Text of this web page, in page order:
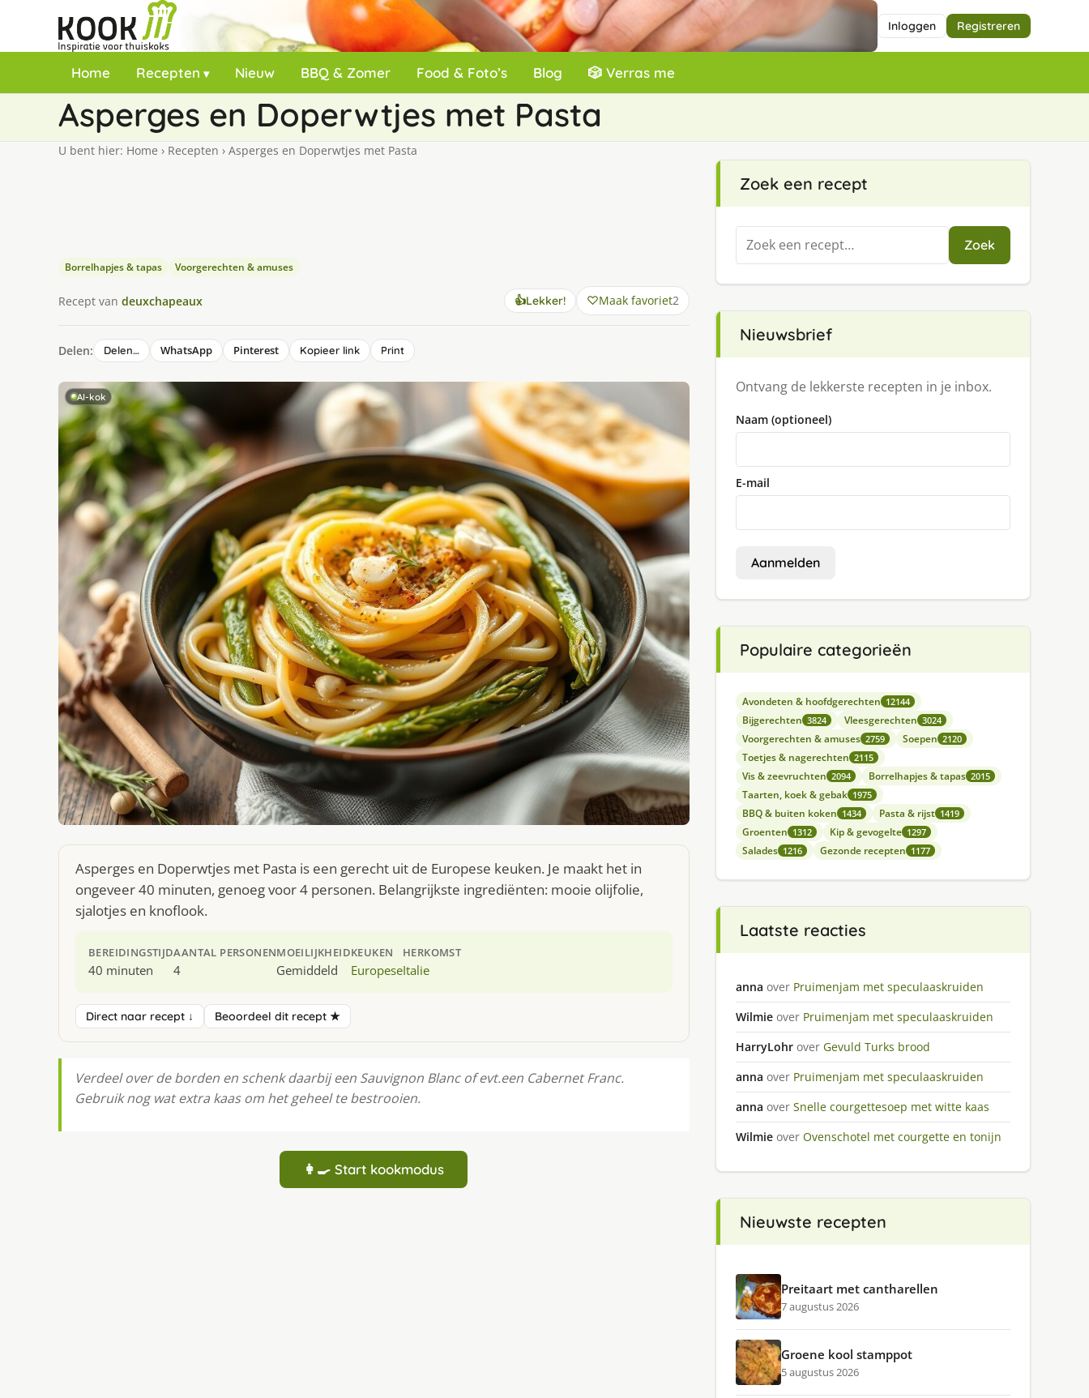
Inloggen Registreren
Home Recepten Nieuw BBQ & Zomer Food & Foto’s Blog 🎲 Verras me
Asperges en Doperwtjes met Pasta
U bent hier: Home › Recepten › Asperges en Doperwtjes met Pasta
Borrelhapjes & tapas Voorgerechten & amuses
Recept van deuxchapeaux 👍Lekker! Maak favoriet2
Delen: Delen… WhatsApp Pinterest Kopieer link Print
AI-kok
Asperges en Doperwtjes met Pasta is een gerecht uit de Europese keuken. Je maakt het in
ongeveer 40 minuten, genoeg voor 4 personen. Belangrijkste ingrediënten: mooie olijfolie,
sjalotjes en knoflook.
BEREIDINGSTIJD
40 minuten
AANTAL PERSONEN
4
MOEILIJKHEID
Gemiddeld
KEUKEN
Europese
HERKOMST
Italie
Direct naar recept ↓ Beoordeel dit recept ★
Verdeel over de borden en schenk daarbij een Sauvignon Blanc of evt.een Cabernet Franc.
Gebruik nog wat extra kaas om het geheel te bestrooien.
👩‍🍳 Start kookmodus
Zoek een recept
Zoeken
naar:
Zoek
Nieuwsbrief
Ontvang de lekkerste recepten in je inbox.
Naam (optioneel)
E-mail
Aanmelden
Populaire categorieën
Avondeten & hoofdgerechten 12144
Bijgerechten 3824 Vleesgerechten 3024
Voorgerechten & amuses 2759 Soepen 2120
Toetjes & nagerechten 2115
Vis & zeevruchten 2094 Borrelhapjes & tapas 2015
Taarten, koek & gebak 1975
BBQ & buiten koken 1434 Pasta & rijst 1419
Groenten 1312 Kip & gevogelte 1297
Salades 1216 Gezonde recepten 1177
Laatste reacties
anna over Pruimenjam met speculaaskruiden
Wilmie over Pruimenjam met speculaaskruiden
HarryLohr over Gevuld Turks brood
anna over Pruimenjam met speculaaskruiden
anna over Snelle courgettesoep met witte kaas
Wilmie over Ovenschotel met courgette en tonijn
Nieuwste recepten
Preitaart met cantharellen
7 augustus 2026
Groene kool stamppot
5 augustus 2026